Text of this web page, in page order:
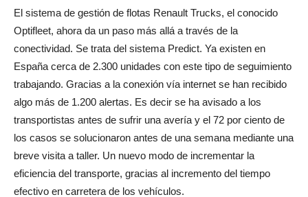
El sistema de gestión de flotas Renault Trucks, el conocido
Optifleet, ahora da un paso más allá a través de la
conectividad. Se trata del sistema Predict. Ya existen en
España cerca de 2.300 unidades con este tipo de seguimiento
trabajando. Gracias a la conexión vía internet se han recibido
algo más de 1.200 alertas. Es decir se ha avisado a los
transportistas antes de sufrir una avería y el 72 por ciento de
los casos se solucionaron antes de una semana mediante una
breve visita a taller. Un nuevo modo de incrementar la
eficiencia del transporte, gracias al incremento del tiempo
efectivo en carretera de los vehículos.